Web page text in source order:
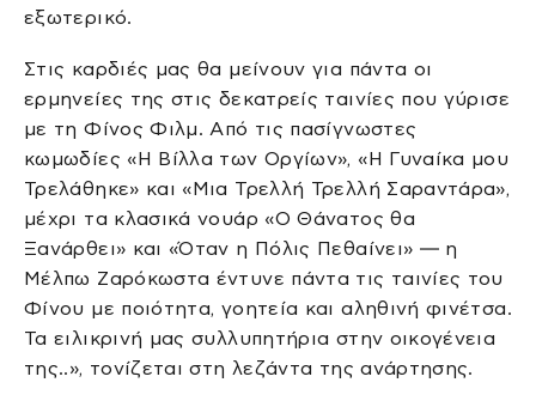
εξωτερικό.
Στις καρδιές μας θα μείνουν για πάντα οι
ερμηνείες της στις δεκατρείς ταινίες που γύρισε
με τη Φίνος Φιλμ. Aπό τις πασίγνωστες
κωμωδίες «Η Βίλλα των Οργίων», «Η Γυναίκα μου
Τρελάθηκε» και «Μια Τρελλή Τρελλή Σαραντάρα»,
μέχρι τα κλασικά νουάρ «Ο Θάνατος θα
Ξανάρθει» και «Όταν η Πόλις Πεθαίνει» — η
Μέλπω Ζαρόκωστα έντυνε πάντα τις ταινίες του
Φίνου με ποιότητα, γοητεία και αληθινή φινέτσα.
Τα ειλικρινή μας συλλυπητήρια στην οικογένεια
της..», τονίζεται στη λεζάντα της ανάρτησης.